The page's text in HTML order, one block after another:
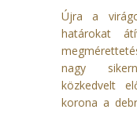
Újra a
határokat
nagy
közkedvelt
korona a